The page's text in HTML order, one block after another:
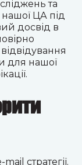
та
ЦА під
досвід в
для нашої
стратегії.